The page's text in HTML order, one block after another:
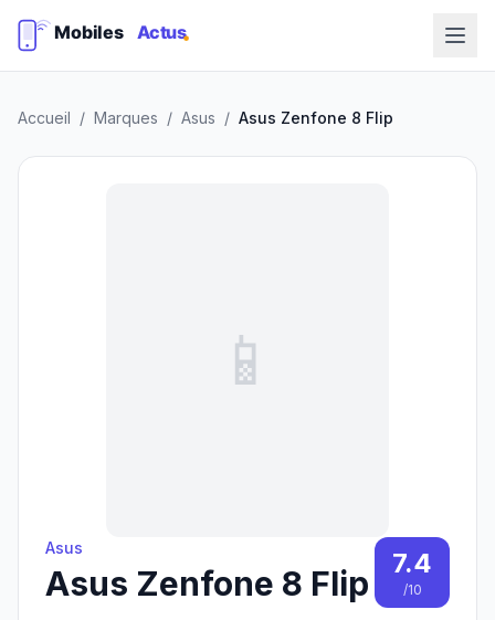
Accueil / Marques / Asus / Asus Zenfone 8 Flip
📱
Asus
Asus Zenfone 8 Flip
7.4
/10